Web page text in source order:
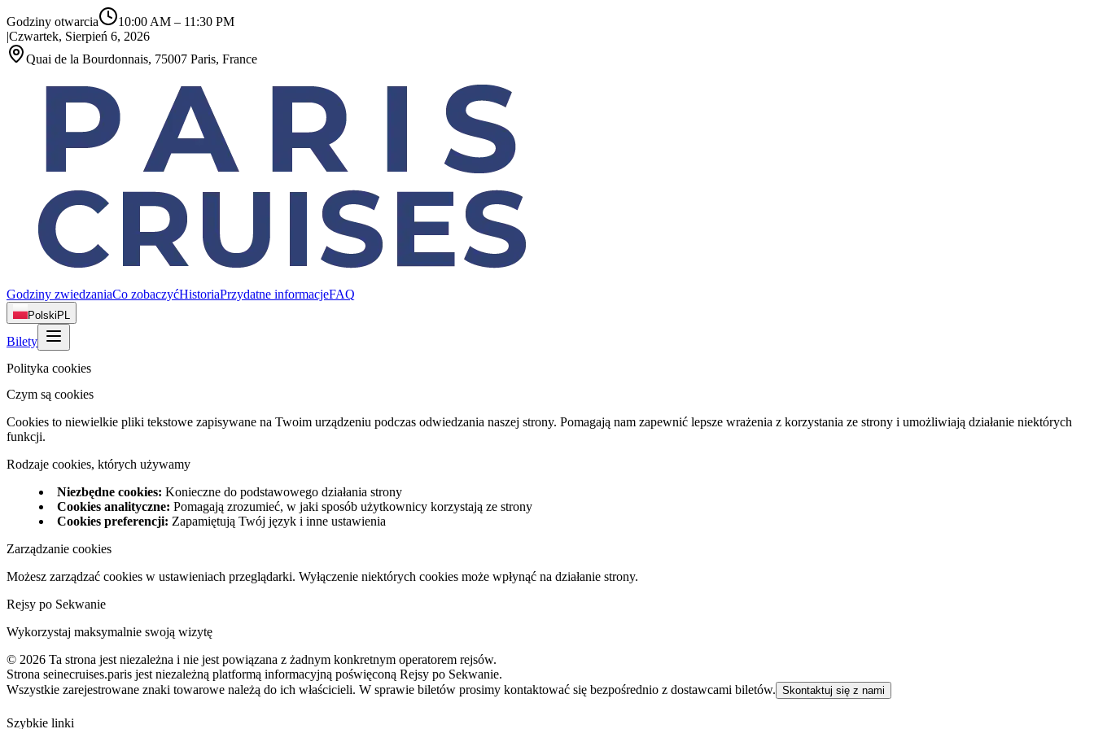
Godziny otwarcia 10:00 AM – 11:30 PM
|Czwartek, Sierpień 6, 2026
Quai de la Bourdonnais, 75007 Paris, France
Godziny zwiedzaniaCo zobaczyćHistoriaPrzydatne informacjeFAQ
Polski PL
Bilety
Polityka cookies
Czym są cookies
Cookies to niewielkie pliki tekstowe zapisywane na Twoim urządzeniu podczas odwiedzania naszej strony. Pomagają nam zapewnić lepsze wrażenia z korzystania ze strony i umożliwiają działanie niektórych
funkcji.
Rodzaje cookies, których używamy
Niezbędne cookies: Konieczne do podstawowego działania strony
Cookies analityczne: Pomagają zrozumieć, w jaki sposób użytkownicy korzystają ze strony
Cookies preferencji: Zapamiętują Twój język i inne ustawienia
Zarządzanie cookies
Możesz zarządzać cookies w ustawieniach przeglądarki. Wyłączenie niektórych cookies może wpłynąć na działanie strony.
Rejsy po Sekwanie
Wykorzystaj maksymalnie swoją wizytę
© 2026 Ta strona jest niezależna i nie jest powiązana z żadnym konkretnym operatorem rejsów.
Strona seinecruises.paris jest niezależną platformą informacyjną poświęconą Rejsy po Sekwanie.
Wszystkie zarejestrowane znaki towarowe należą do ich właścicieli. W sprawie biletów prosimy kontaktować się bezpośrednio z dostawcami biletów. Skontaktuj się z nami
Szybkie linki